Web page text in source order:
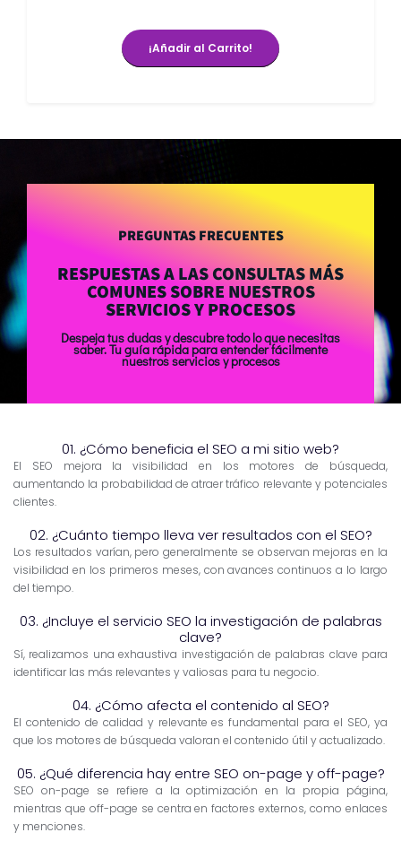
¡Añadir al Carrito!
PREGUNTAS FRECUENTES
RESPUESTAS A LAS CONSULTAS MÁS
COMUNES SOBRE NUESTROS
SERVICIOS Y PROCESOS
Despeja tus dudas y descubre todo lo que necesitas
saber. Tu guía rápida para entender fácilmente
nuestros servicios y procesos
01. ¿Cómo beneficia el SEO a mi sitio web?
El SEO mejora la visibilidad en los motores de búsqueda,
aumentando la probabilidad de atraer tráfico relevante y potenciales
clientes.
02. ¿Cuánto tiempo lleva ver resultados con el SEO?
Los resultados varían, pero generalmente se observan mejoras en la
visibilidad en los primeros meses, con avances continuos a lo largo
del tiempo.
03. ¿Incluye el servicio SEO la investigación de palabras
clave?
Sí, realizamos una exhaustiva investigación de palabras clave para
identificar las más relevantes y valiosas para tu negocio.
04. ¿Cómo afecta el contenido al SEO?
El contenido de calidad y relevante es fundamental para el SEO, ya
que los motores de búsqueda valoran el contenido útil y actualizado.
05. ¿Qué diferencia hay entre SEO on-page y off-page?
SEO on-page se refiere a la optimización en la propia página,
mientras que off-page se centra en factores externos, como enlaces
y menciones.